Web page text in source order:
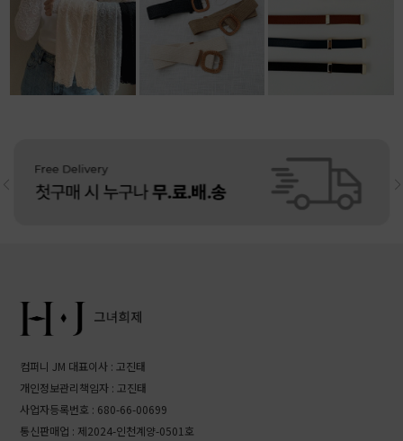
13,500원 10,800원
리뷰: 4 | 5.0 11,800원
리뷰: 4 | 4.5
컴퍼니 JM 대표이사 : 고진태
개인정보관리책임자 : 고진태
사업자등록번호 : 680-66-00699
통신판매업 : 제2024-인천계양-0501호